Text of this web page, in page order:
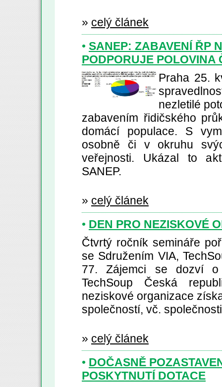
» celý článek
• SANEP: ZABAVENÍ ŘP
PODPORUJE POLOVINA
Praha 25.
nezletilé
zabavením řidičského
domácí populace. S
osobně či v okruhu
veřejnosti. Ukázal to
SANEP.
» celý článek
• DEN PRO NEZISKOVÉ
Čtvrtý ročník semináře
se Sdružením VIA,
77. Zájemci se dozví o
TechSoup Česká
neziskové organizace
společností, vč.
» celý článek
• DOČASNĚ
POSKYTNUTÍ DOTACE